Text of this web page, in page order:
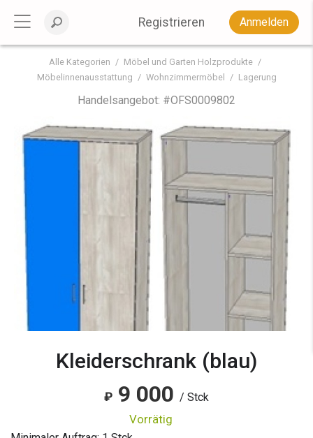
Registrieren Anmelden
Alle Kategorien
Möbel und Garten Holzprodukte
Möbelinnenausstattung
Wohnzimmermöbel Lagerung
Handelsangebot: #OFS0009802
Kleiderschrank (blau)
₽ 9 000 / Stck
vorrätig